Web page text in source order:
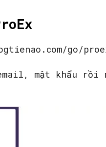
go/
mật khẩu rồi